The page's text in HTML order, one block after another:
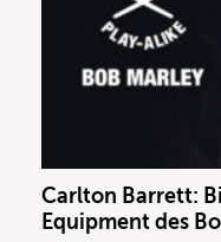
Carlton Barrett:
Equipment des